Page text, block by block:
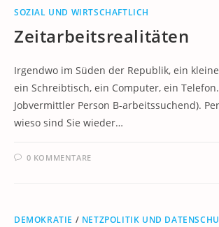
SOZIAL UND WIRTSCHAFTLICH
Zeitarbeitsrealitäten
Irgendwo im Süden der Republik, ein
ein Schreibtisch, ein Computer, ein
Jobvermittler Person B-arbeitssuchend).
wieso sind Sie wieder…
0 KOMMENTARE
DEMOKRATIE / NETZPOLITIK UND